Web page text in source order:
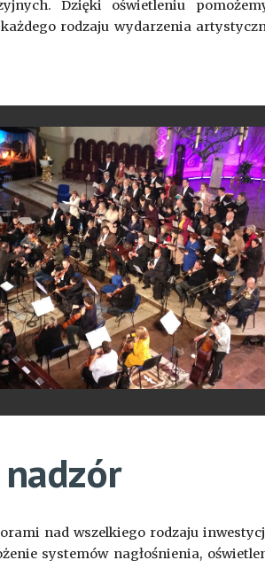
Dzięki oświetleniu
rodzaju wydarzenia
nad wszelkiego rodzaju
systemów nagłośnienia,